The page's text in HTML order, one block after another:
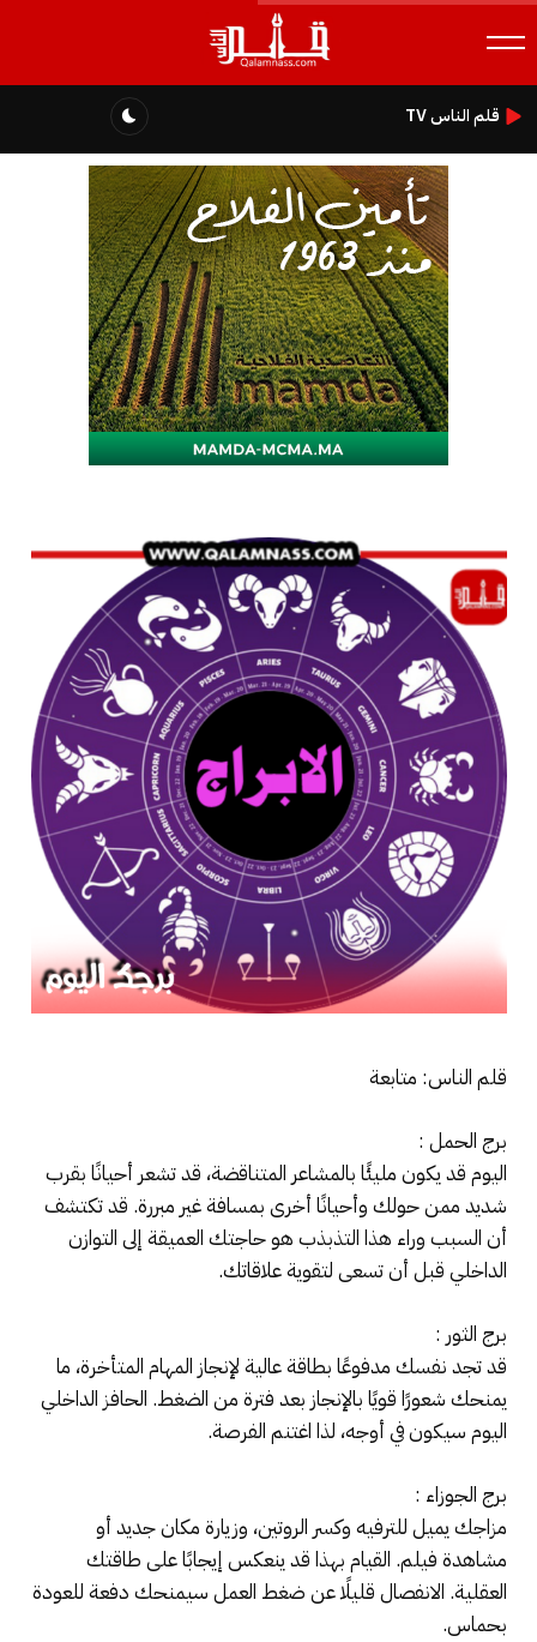
قلم الناس TV
قلم الناس: متابعة
برج الحمل :
اليوم قد يكون مليئًا بالمشاعر المتناقضة، قد تشعر أحيانًا بقرب
شديد ممن حولك وأحيانًا أخرى بمسافة غير مبررة. قد تكتشف
أن السبب وراء هذا التذبذب هو حاجتك العميقة إلى التوازن
الداخلي قبل أن تسعى لتقوية علاقاتك.
برج الثور :
قد تجد نفسك مدفوعًا بطاقة عالية لإنجاز المهام المتأخرة، ما
يمنحك شعورًا قويًا بالإنجاز بعد فترة من الضغط. الحافز الداخلي
اليوم سيكون في أوجه، لذا اغتنم الفرصة.
برج الجوزاء :
مزاجك يميل للترفيه وكسر الروتين، وزيارة مكان جديد أو
مشاهدة فيلم. القيام بهذا قد ينعكس إيجابًا على طاقتك
العقلية. الانفصال قليلًا عن ضغط العمل سيمنحك دفعة للعودة
بحماس.